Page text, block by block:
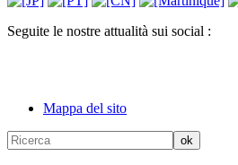
Seguite le nostre attualità sui social :
Mappa del sito